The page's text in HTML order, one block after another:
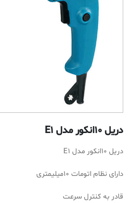
دریل 10انکور مدل E1
دریل 10انکور مدل E1
دارای نظام اتومات 10میلیمتری
قادر به کنترل سرعت